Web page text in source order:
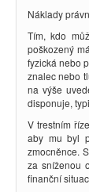
Náklady
Tím, kdo
poškozený
fyzická nebo
znalec nebo
na výše
disponuje,
V trestním
aby mu byl
zmocněnce.
za sníženou
finanční